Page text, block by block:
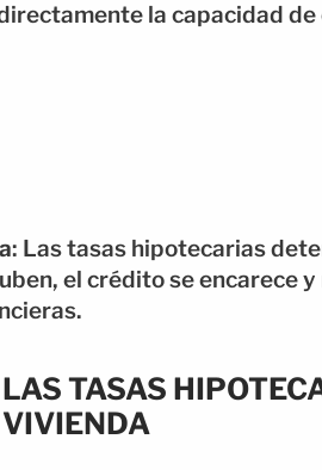
la capacidad
: Las tasas hipotecarias
el crédito se encarece
TASAS